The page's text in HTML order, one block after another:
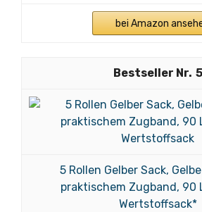
bei Amazon
5
5 Rollen Gelber Sack,
praktischem Zugband, 90
Wertstoffsack*